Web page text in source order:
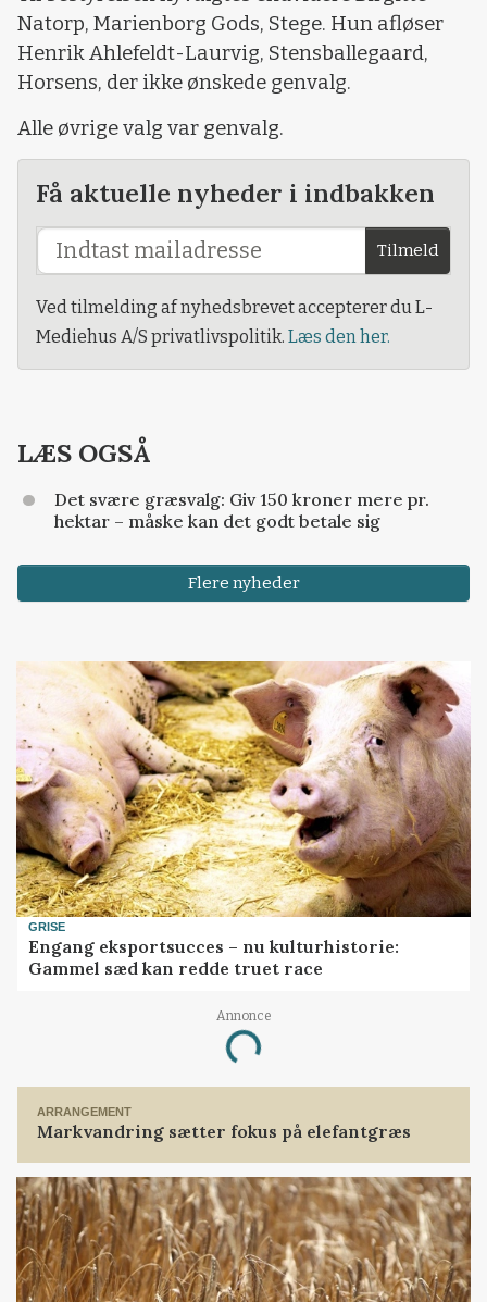
Natorp, Marienborg Gods, Stege. Hun afløser
Henrik Ahlefeldt-Laurvig, Stensballegaard,
Horsens, der ikke ønskede genvalg.
Alle øvrige valg var genvalg.
Få aktuelle nyheder i indbakken
Tilmeld
Ved tilmelding af nyhedsbrevet accepterer du L-
Mediehus A/S privatlivspolitik. Læs den her.
LÆS OGSÅ
Det svære græsvalg: Giv 150 kroner mere pr.
hektar – måske kan det godt betale sig
Flere nyheder
GRISE
Engang eksportsucces – nu kulturhistorie:
Gammel sæd kan redde truet race
Annonce
Loading...
ARRANGEMENT
Markvandring sætter fokus på elefantgræs